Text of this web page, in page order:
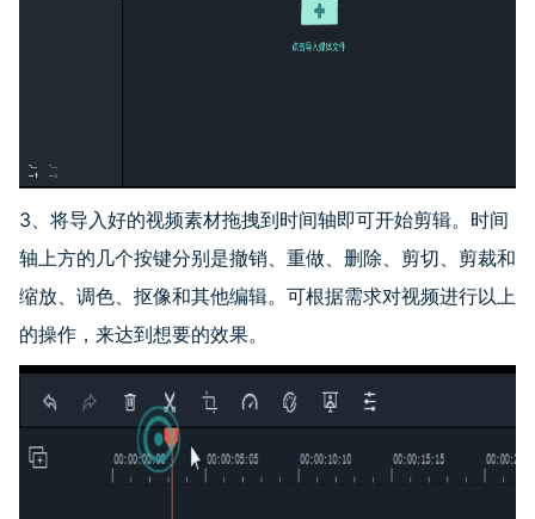
3、将导入好的视频素材拖拽到时间轴即可开始剪辑。时间
轴上方的几个按键分别是撤销、重做、删除、剪切、剪裁和
缩放、调色、抠像和其他编辑。可根据需求对视频进行以上
的操作，来达到想要的效果。